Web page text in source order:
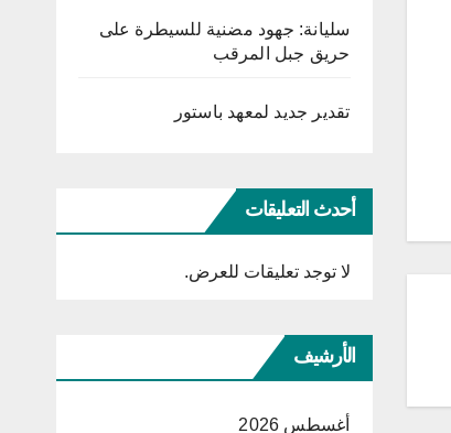
سليانة: جهود مضنية للسيطرة على
حريق جبل المرقب
تقدير جديد لمعهد باستور
أحدث التعليقات
لا توجد تعليقات للعرض.
الأرشيف
أغسطس 2026